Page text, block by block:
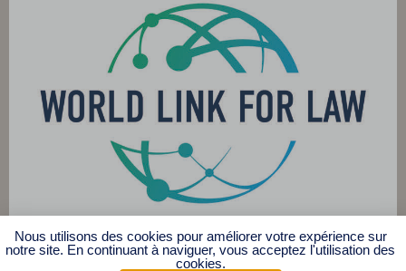
© 2025 Affilia Légal s.e.n.c.r.l.
Nous utilisons des cookies pour améliorer votre expérience sur
notre site. En continuant à naviguer, vous acceptez l'utilisation des
cookies.